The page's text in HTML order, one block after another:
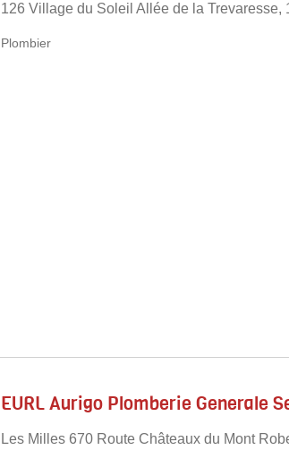
126 Village du Soleil Allée de la Trevaresse,
Plombier
EURL Aurigo Plomberie Generale
Les Milles 670 Route Châteaux du Mont